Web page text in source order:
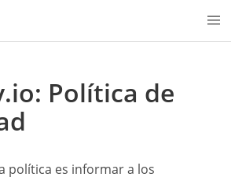
Política de
política es informar a los